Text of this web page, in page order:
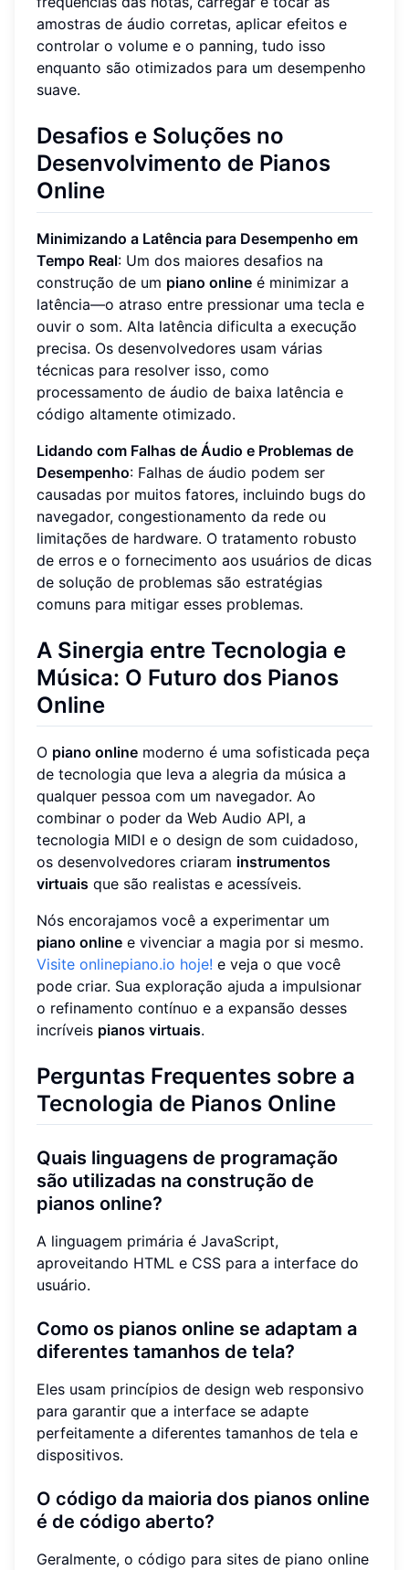
amostras de áudio corretas, aplicar efeitos e
controlar o volume e o panning, tudo isso
enquanto são otimizados para um desempenho
suave.
Desafios e Soluções no
Desenvolvimento de Pianos
Online
Minimizando a Latência para Desempenho em
Tempo Real: Um dos maiores desafios na
construção de um piano online é minimizar a
latência—o atraso entre pressionar uma tecla e
ouvir o som. Alta latência dificulta a execução
precisa. Os desenvolvedores usam várias
técnicas para resolver isso, como
processamento de áudio de baixa latência e
código altamente otimizado.
Lidando com Falhas de Áudio e Problemas de
Desempenho: Falhas de áudio podem ser
causadas por muitos fatores, incluindo bugs do
navegador, congestionamento da rede ou
limitações de hardware. O tratamento robusto
de erros e o fornecimento aos usuários de dicas
de solução de problemas são estratégias
comuns para mitigar esses problemas.
A Sinergia entre Tecnologia e
Música: O Futuro dos Pianos
Online
O piano online moderno é uma sofisticada peça
de tecnologia que leva a alegria da música a
qualquer pessoa com um navegador. Ao
combinar o poder da Web Audio API, a
tecnologia MIDI e o design de som cuidadoso,
os desenvolvedores criaram instrumentos
virtuais que são realistas e acessíveis.
Nós encorajamos você a experimentar um
piano online e vivenciar a magia por si mesmo.
Visite onlinepiano.io hoje! e veja o que você
pode criar. Sua exploração ajuda a impulsionar
o refinamento contínuo e a expansão desses
incríveis pianos virtuais.
Perguntas Frequentes sobre a
Tecnologia de Pianos Online
Quais linguagens de programação
são utilizadas na construção de
pianos online?
A linguagem primária é JavaScript,
aproveitando HTML e CSS para a interface do
usuário.
Como os pianos online se adaptam a
diferentes tamanhos de tela?
Eles usam princípios de design web responsivo
para garantir que a interface se adapte
perfeitamente a diferentes tamanhos de tela e
dispositivos.
O código da maioria dos pianos online
é de código aberto?
Geralmente, o código para sites de piano online